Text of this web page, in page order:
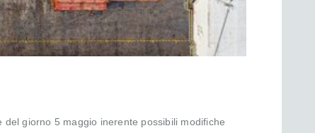
giorno 5 maggio inerente possibili modifiche